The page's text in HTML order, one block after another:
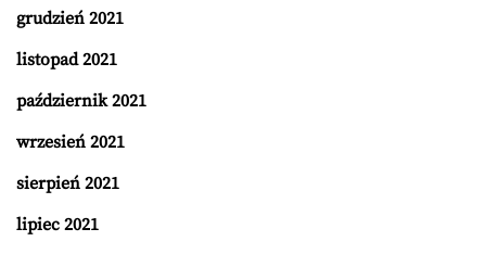
grudzień 2021
listopad 2021
październik 2021
wrzesień 2021
sierpień 2021
lipiec 2021